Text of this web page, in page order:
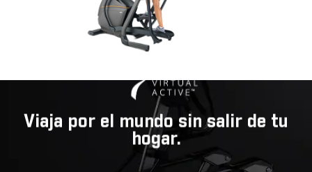
Viaja por el mundo sin salir de tu
hogar.